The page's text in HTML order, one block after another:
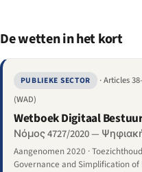
De wetten in het kort
PUBLIEKE SECTOR
· Articles
(WAD)
Wetboek Digitaal
Νόμος 4727/2020 —
Aangenomen 2020 ·
Governance and Simplification of